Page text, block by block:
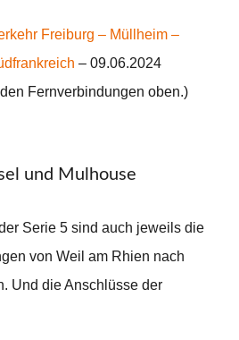
Freiburg – Müllheim –
– 09.06.2024
Fernverbindungen oben.)
und Mulhouse
Serie 5 sind auch jeweils die
von Weil am Rhien nach
Und die Anschlüsse der